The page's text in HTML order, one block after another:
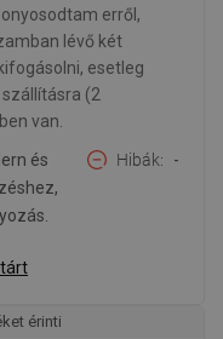
erről,
lévő két
esetleg
(2
van.
és
Hibák -
érinti